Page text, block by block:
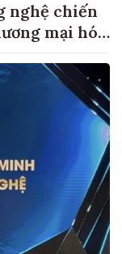
nghệ chiến
mại hóa